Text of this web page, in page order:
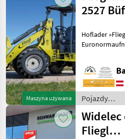
Fliegl
Maszyna używana
2527
Hoflader
2000kg
2900mm
Pojazdy
silnikowe
rolnicze /
Fliegl
Fliegl